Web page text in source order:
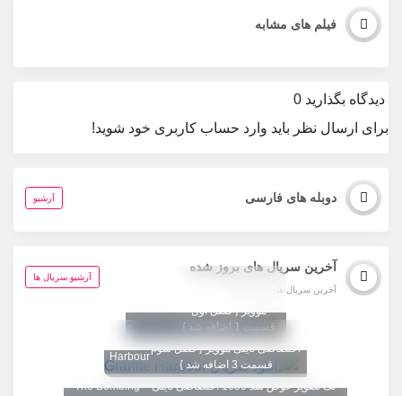
فیلم های مشابه
دیدگاه بگذارید 0
برای ارسال نظر باید وارد حساب کاربری خود شوید!
دوبله های فارسی آرشیو
آخرین سریال های بروز شده
آخرین سریال های بروز شده
آرشیو سریال ها
موویز { فصل اول
قسمت 1 اضافه شد }
تگ تصویر عوض شد 1080
اختصاصی تاینی موویز { فصل سوم
قسمت 3 اضافه شد }
Granite
Harbour
تگ تصویر عوض شد 1080 اختصاصی تاینی
The Bombing